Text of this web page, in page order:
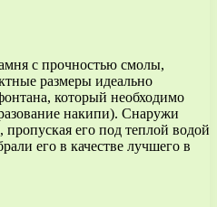
с прочностью смолы,
размеры идеально
который необходимо
накипи). Снаружи
его под теплой водой
его в качестве лучшего в